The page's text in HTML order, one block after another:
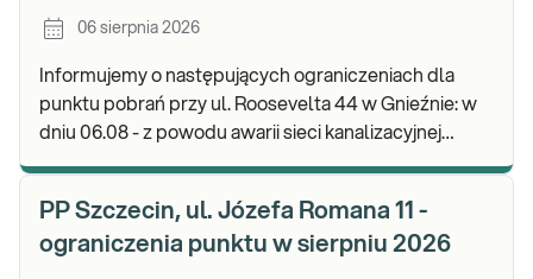
06 sierpnia 2026
Informujemy o następujących ograniczeniach dla
punktu pobrań przy ul. Roosevelta 44 w Gnieźnie: w
dniu 06.08 - z powodu awarii sieci kanalizacyjnej
PP Szczecin, ul. Józefa Romana 11 -
ograniczenia punktu w sierpniu 2026